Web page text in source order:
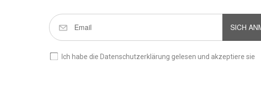
SICH
Ich habe die Datenschutzerklärung gelesen und akzeptiere sie